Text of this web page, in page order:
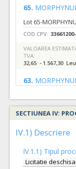
65.
COD CPV:
VALOAREA
TVA:
32,65 - 1.567,30 Leu
63.
COD CPV:
VALOAREA
TVA:
67,83 - 3.255,84 Leu
66.
SECTIUNEA IV:
IV.1) Descriere
IV.1.1) Tipul
Licitatie deschisa